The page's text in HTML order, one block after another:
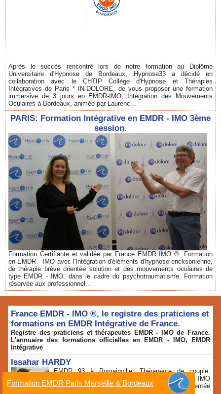
Après le succès rencontré lors de notre formation au Diplôme
Universitaire d'Hypnose de Bordeaux, Hypnose33 a décidé en
collaboration avec le CHTIP Collège d'Hypnose et Thérapies
Intégratives de Paris * IN-DOLORE, de vous proposer une formation
immersive de 3 jours en EMDR-IMO, Intégration des Mouvements
Oculaires à Bordeaux, animée par Laurenc...
PARIS: Formation Intégrative en EMDR - IMO 3ème
session.
Formation Certifiante et validée par France EMDR IMO ®. Formation
en EMDR - IMO avec l'Intégration d'éléments d'hypnose ericksonienne,
de thérapie brève orientée solution et des mouvements oculaires de
type EMDR - IMO, dans le cadre du psychotraumatisme. Formation
réservée aux professionnel...
France EMDR - IMO ®, le registre des praticiens et
formations en EMDR Intégrative de France.
Registre des praticiens et thérapeutes EMDR - IMO de France.
L'annuaire des formations officielles en EMDR - IMO, EMDR
Intégrative
Issahar HARDY
EMDR 93 à Romainville: Thérapeute de couple,
Praticien en Sexothérapie, Praticien EMDR - IMO
Certifié France EMDR IMO. Thérapie brève orientée
Formation EMDR Paris Marseille & Bordeaux